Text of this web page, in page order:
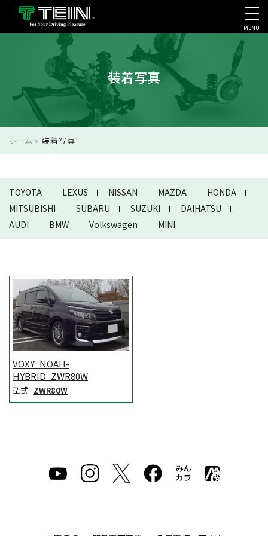
会社案内・採用・IR
MENU
装着写真
ホーム » 装着写真
TOYOTA LEXUS NISSAN MAZDA
HONDA
MITSUBISHI
SUBARU SUZUKI
DAIHATSU
AUDI
BMW Volkswagen MINI
VOXY_NOAH-
HYBRID_ZWR80W
型式 : ZWR80W